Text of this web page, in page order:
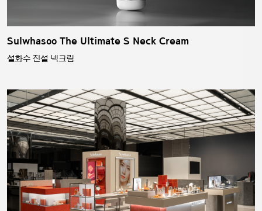
Sulwhasoo The Ultimate S Neck Cream
설화수 진설 넥크림